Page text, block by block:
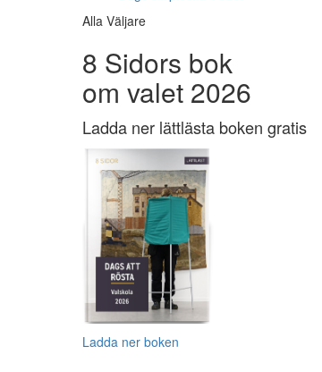
Alla Väljare
8 Sidors bok
om valet 2026
Ladda ner lättlästa boken gratis
Ladda ner boken